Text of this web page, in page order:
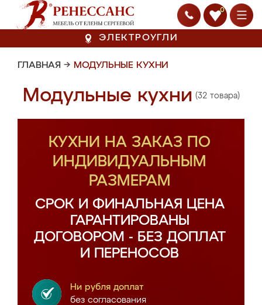
0
ЭЛЕКТРОУГЛИ
ГЛАВНАЯ → МОДУЛЬНЫЕ КУХНИ
Модульные кухни (32 товара)
КУХНИ НА ЗАКАЗ ПО
ИНДИВИДУАЛЬНЫМ
РАЗМЕРАМ
СРОК И ФИНАЛЬНАЯ ЦЕНА
ГАРАНТИРОВАНЫ
ДОГОВОРОМ - БЕЗ ДОПЛАТ
И ПЕРЕНОСОВ
Ни рубля доплат
без согласования